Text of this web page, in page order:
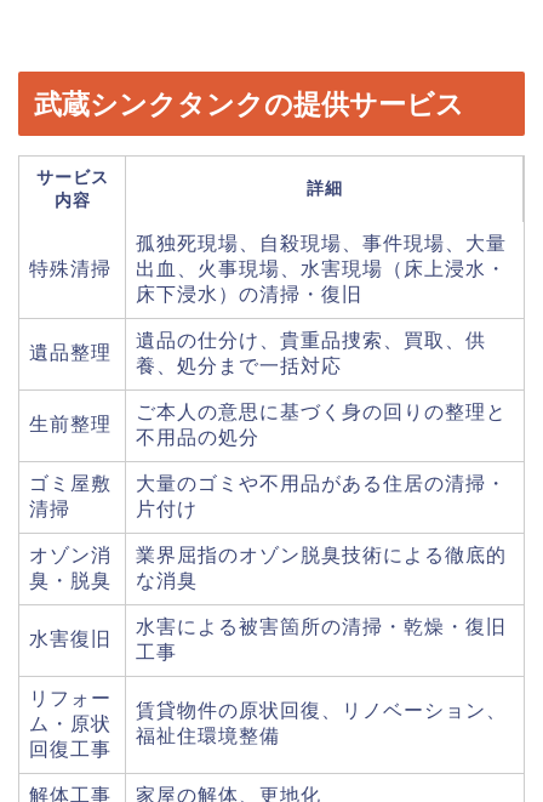
武蔵シンクタンクの提供サービス
サービス
内容
詳細
特殊清掃
孤独死現場、自殺現場、事件現場、大量
出血、火事現場、水害現場（床上浸水・
床下浸水）の清掃・復旧
遺品整理
遺品の仕分け、貴重品捜索、買取、供
養、処分まで一括対応
生前整理
ご本人の意思に基づく身の回りの整理と
不用品の処分
ゴミ屋敷
清掃
大量のゴミや不用品がある住居の清掃・
片付け
オゾン消
臭・脱臭
業界屈指のオゾン脱臭技術による徹底的
な消臭
水害復旧
水害による被害箇所の清掃・乾燥・復旧
工事
リフォー
ム・原状
回復工事
賃貸物件の原状回復、リノベーション、
福祉住環境整備
解体工事 家屋の解体、更地化